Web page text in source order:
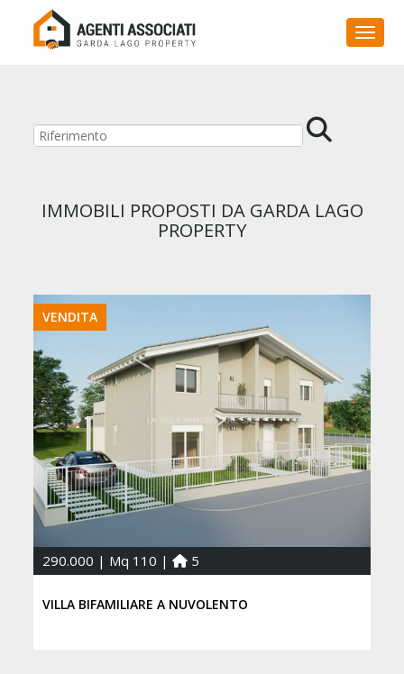
IMMOBILI PROPOSTI DA GARDA LAGO
PROPERTY
VENDITA
290.000 | Mq 110 | 5
VILLA BIFAMILIARE A NUVOLENTO